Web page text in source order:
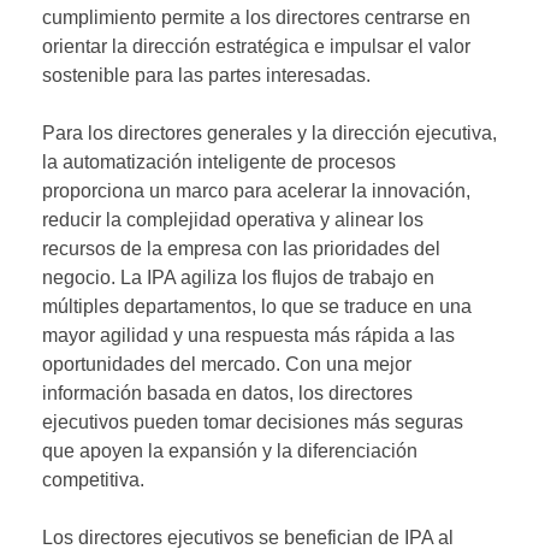
cumplimiento permite a los directores centrarse en
orientar la dirección estratégica e impulsar el valor
sostenible para las partes interesadas.
Para los directores generales y la dirección ejecutiva,
la automatización inteligente de procesos
proporciona un marco para acelerar la innovación,
reducir la complejidad operativa y alinear los
recursos de la empresa con las prioridades del
negocio. La IPA agiliza los flujos de trabajo en
múltiples departamentos, lo que se traduce en una
mayor agilidad y una respuesta más rápida a las
oportunidades del mercado. Con una mejor
información basada en datos, los directores
ejecutivos pueden tomar decisiones más seguras
que apoyen la expansión y la diferenciación
competitiva.
Los directores ejecutivos se benefician de IPA al